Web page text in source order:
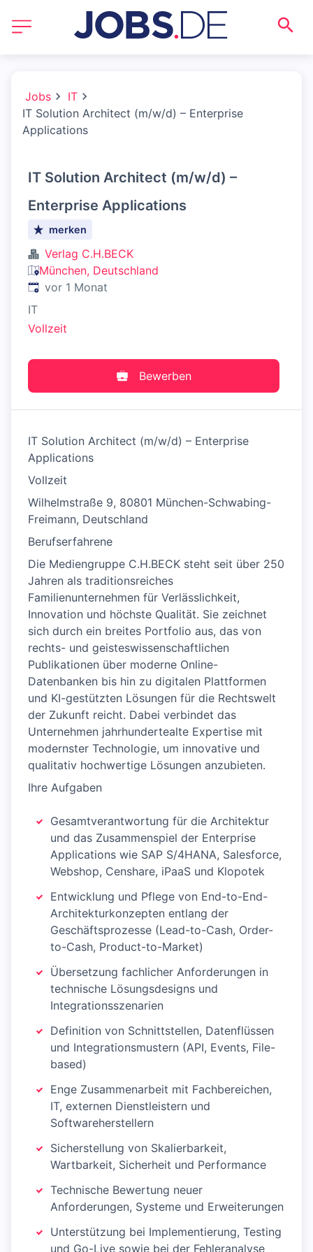
Jobs
IT
IT Solution Architect (m/w/d) – Enterprise
Applications
IT Solution Architect (m/w/d) –
Enterprise Applications
merken
Verlag C.H.BECK
München, Deutschland
Veröffentlicht:
vor 1 Monat
IT
Vollzeit
Bewerben
IT Solution Architect (m/w/d) – Enterprise
Applications
Vollzeit
Wilhelmstraße 9, 80801 München-Schwabing-
Freimann, Deutschland
Berufserfahrene
Die Mediengruppe C.H.BECK steht seit über 250
Jahren als traditionsreiches
Familienunternehmen für Verlässlichkeit,
Innovation und höchste Qualität. Sie zeichnet
sich durch ein breites Portfolio aus, das von
rechts- und geisteswissenschaftlichen
Publikationen über moderne Online-
Datenbanken bis hin zu digitalen Plattformen
und KI-gestützten Lösungen für die Rechtswelt
der Zukunft reicht. Dabei verbindet das
Unternehmen jahrhundertealte Expertise mit
modernster Technologie, um innovative und
qualitativ hochwertige Lösungen anzubieten.
Ihre Aufgaben
Gesamtverantwortung für die Architektur
und das Zusammenspiel der Enterprise
Applications wie SAP S/4HANA, Salesforce,
Webshop, Censhare, iPaaS und Klopotek
Entwicklung und Pflege von End-to-End-
Architekturkonzepten entlang der
Geschäftsprozesse (Lead-to-Cash, Order-
to-Cash, Product-to-Market)
Übersetzung fachlicher Anforderungen in
technische Lösungsdesigns und
Integrationsszenarien
Definition von Schnittstellen, Datenflüssen
und Integrationsmustern (API, Events, File-
based)
Enge Zusammenarbeit mit Fachbereichen,
IT, externen Dienstleistern und
Softwareherstellern
Sicherstellung von Skalierbarkeit,
Wartbarkeit, Sicherheit und Performance
Technische Bewertung neuer
Anforderungen, Systeme und Erweiterungen
Unterstützung bei Implementierung, Testing
und Go-Live sowie bei der Fehleranalyse